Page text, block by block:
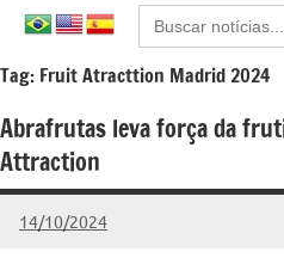
Search
for:
Tag: Fruit Atracttion Madrid 2024
Abrafrutas leva força da
Attraction
14/10/2024
admin
Nenhum